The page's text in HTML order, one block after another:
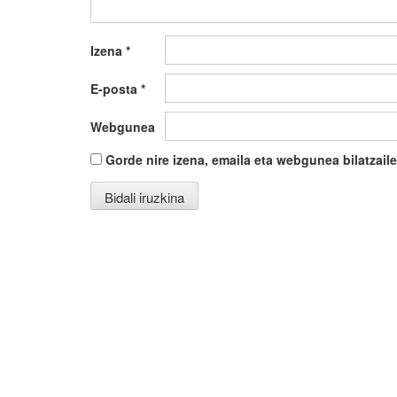
Izena *
E-posta *
Webgunea
Gorde nire izena, emaila eta webgunea